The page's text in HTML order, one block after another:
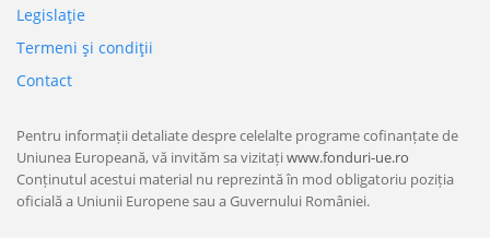
Legislaţie
Termeni şi condiţii
Contact
Pentru informații detaliate despre celelalte programe cofinanțate de
Uniunea Europeană, vă invităm sa vizitațiwww.fonduri-ue.ro
Conținutul acestui material nu reprezintă în mod obligatoriu poziția
oficială a Uniunii Europene sau a Guvernului României.